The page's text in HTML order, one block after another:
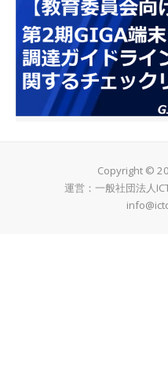
Copyright ©
運営：一般社団法人